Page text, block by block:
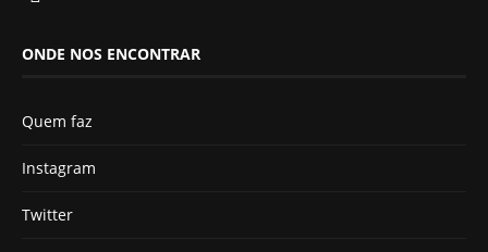
ONDE NOS ENCONTRAR
Quem faz
Instagram
Twitter